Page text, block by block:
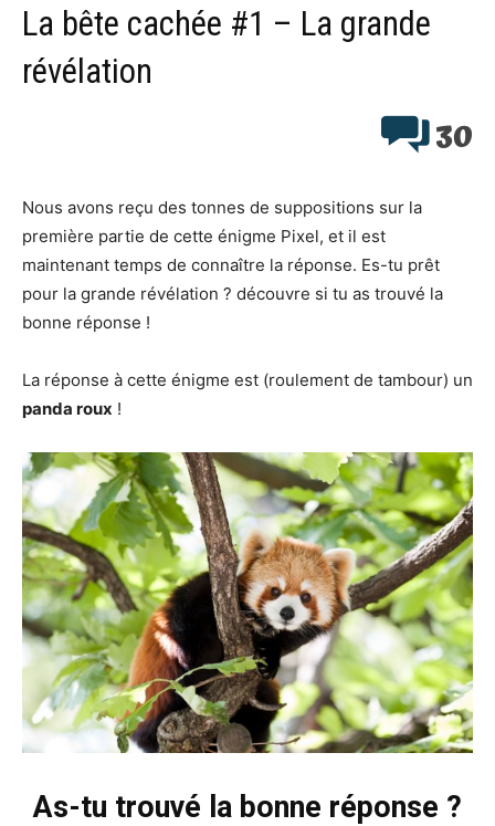
La bête cachée #1 – La grande
révélation
30
Nous avons reçu des tonnes de suppositions sur la
première partie de cette énigme Pixel, et il est
maintenant temps de connaître la réponse. Es-tu prêt
pour la grande révélation ? découvre si tu as trouvé la
bonne réponse !
La réponse à cette énigme est (roulement de tambour) un
panda roux !
As-tu trouvé la bonne réponse ?